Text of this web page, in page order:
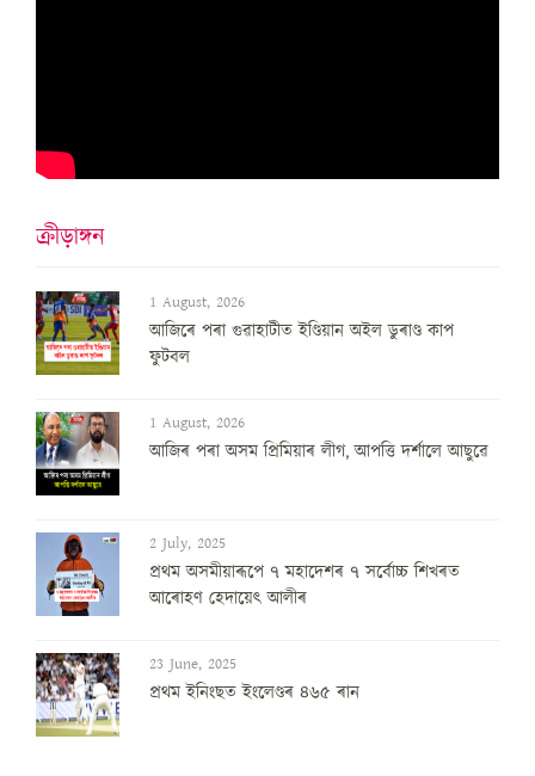
ক্ৰীড়াঙ্গন
1 August, 2026
আজিৰে পৰা গুৱাহাটীত ইণ্ডিয়ান অইল ডুৰাণ্ড কাপ
ফুটবল
1 August, 2026
আজিৰ পৰা অসম প্ৰিমিয়াৰ লীগ, আপত্তি দৰ্শালে আছুৱে
2 July, 2025
প্ৰথম অসমীয়াৰূপে ৭ মহাদেশৰ ৭ সৰ্বোচ্চ শিখৰত
আৰোহণ হেদায়েৎ আলীৰ
23 June, 2025
প্ৰথম ইনিংছত ইংলেণ্ডৰ ৪৬৫ ৰান